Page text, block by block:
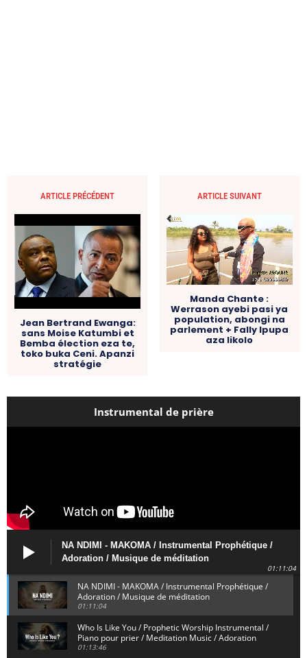
ARTICLE PRÉCÉDENT
Jean Bertrand Ewanga:
sans Moise Katumbi et
Bemba élection eza te,
toko buka Ceni. Apanzi
stratégie
ARTICLE SUIVANT
Manda Chante :
Werrason ayebi pasi ya
population, abongi na
parlement + Fally Ipupa
aza likolo
Instrumental de prière
NA NDIMI - MAKOMA / Instrumental Prophétique /
Adoration / Musique de méditation
01:11:04
NA NDIMI - MAKOMA / Instrumental Prophétique /
Adoration / Musique de méditation
01:11:04
Who Is Like You / Prophetic Worship Instrumental /
Piano pour prier / Meditation Music / Adoration
01:13:46